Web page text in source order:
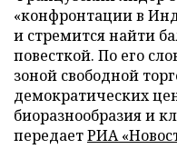
«конфронтации в
и стремится найти
повесткой. По его
зоной свободной
демократических
биоразнообразия и
передаетРИА